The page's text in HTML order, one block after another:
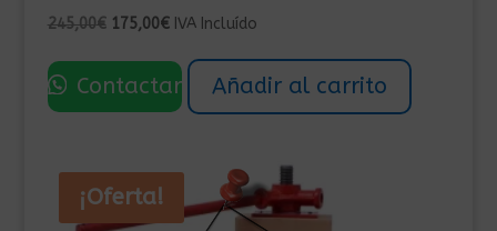
245,00€ El
original
era:
175,00€El
actual
es:
IVA Incluído
Contactar Añadir al carrito
¡Oferta!